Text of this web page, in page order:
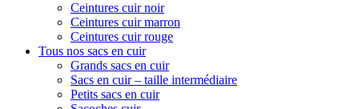
Ceintures cuir noir
Ceintures cuir marron
Ceintures cuir rouge
Tous nos sacs en cuir
Grands sacs en cuir
Sacs en cuir – taille intermédiaire
Petits sacs en cuir